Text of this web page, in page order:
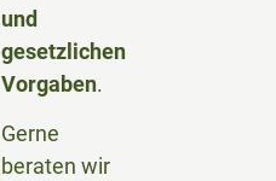
und
gesetzlichen
Vorgaben.
Gerne
beraten wir